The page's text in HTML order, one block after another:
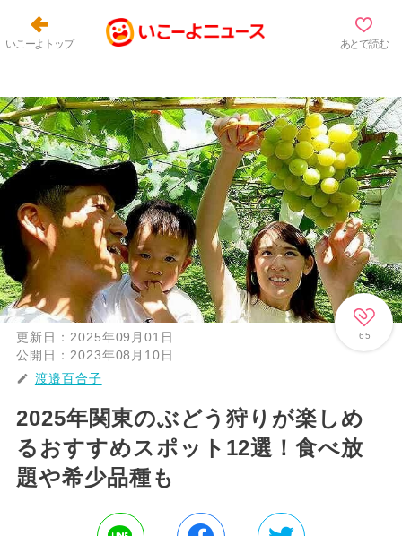
いこーよトップ あとで読む
65
更新日： 2025年09月01日
公開日： 2023年08月10日
渡邉百合子
2025年関東のぶどう狩りが楽しめ
るおすすめスポット12選！食べ放
題や希少品種も